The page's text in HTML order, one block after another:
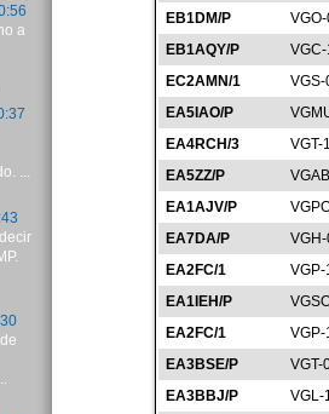
EB1DM/P
EB1AQY/P
EC2AMN/1
EA5IAO/P
EA4RCH/3
VGT-
EA5ZZ/P
EA1AJV/P
EA7DA/P
EA2FC/1
EA1IEH/P
EA2FC/1
VGP-
EA3BSE/P
VGT-
EA3BBJ/P
VGL-
a
...